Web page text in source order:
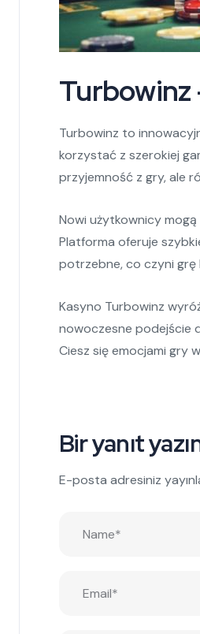
Turbowinz
Turbowinz to
korzystać z szerokiej
przyjemność z gry, ale
Nowi użytkownicy
Platforma oferuje
potrzebne, co czyni grę
Kasyno Turbowinz
nowoczesne podejście
Ciesz się emocjami gry
Bir yanıt
E-posta adresiniz